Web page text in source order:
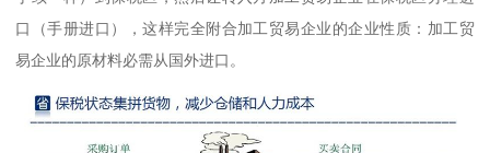
口（手册进口），这样完全附合加工贸易企业的企业性质：加工贸
易企业的原材料必需从国外进口。